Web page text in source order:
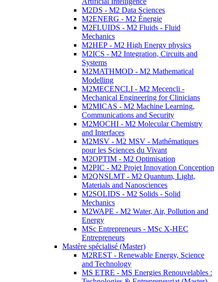
M2DS - M2 Data Sciences
M2ENERG - M2 Énergie
M2FLUIDS - M2 Fluids - Fluid
Mechanics
M2HEP - M2 High Energy physics
M2ICS - M2 Integration, Circuits and
Systems
M2MATHMOD - M2 Mathematical
Modelling
M2MECENCLI - M2 Mecencli -
Mechanical Engineering for Clinicians
M2MICAS - M2 Machine Learning,
Communications and Security
M2MOCHI - M2 Molecular Chemistry
and Interfaces
M2MSV - M2 MSV - Mathématiques
pour les Sciences du Vivant
M2OPTIM - M2 Optimisation
M2PIC - M2 Projet Innovation Conception
M2QNSLMT - M2 Quantum, Light,
Materials and Nanosciences
M2SOLIDS - M2 Solids - Solid
Mechanics
M2WAPE - M2 Water, Air, Pollution and
Energy
MSc Entrepreneurs - MSc X-HEC
Entrepreneurs
Mastère spécialisé (Master)
M2REST - Renewable Energy, Science
and Technology
MS ETRE - MS Energies Renouvelables :